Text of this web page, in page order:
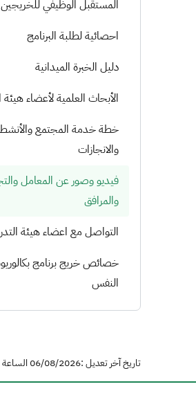
المستقبل الوظيفي للخريجين
احصائية لطلبة البرنامج
دليل الخبرة الميدانية
الأبحاث العلمية لأعضاء
خطة خدمة المجتمع
والانجازات
فيديو وصور عن المعامل
والمرافق
التواصل مع اعضاء هيئة
خصائص خريج برنامج
النفس
تاريخ آخر تعديل :06/08/2026 الساعة 09:55 مساءً